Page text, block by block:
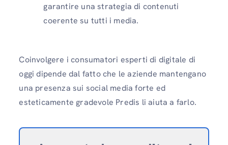
garantire una strategia di contenuti
coerente su tutti i media.
Coinvolgere i consumatori esperti di digitale di
oggi dipende dal fatto che le aziende mantengano
una presenza sui social media forte ed
esteticamente gradevole Predis li aiuta a farlo.